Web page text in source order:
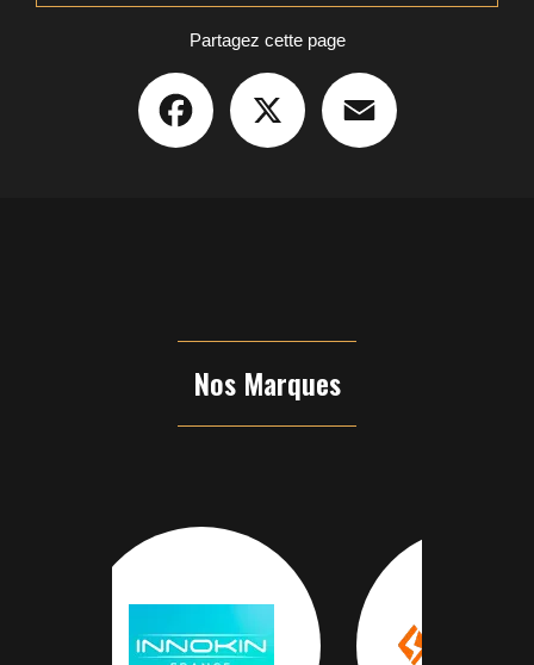
Partagez cette page
Facebook
Nos Marques